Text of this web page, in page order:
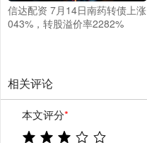
信达配资 7月14日南药转债上涨
043%，转股溢价率2282%
相关评论
本文评分*